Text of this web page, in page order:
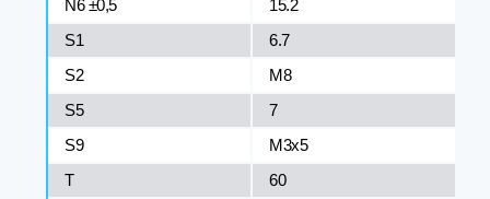
N6 ±0,5
15.2
S1
6.7
S2
M8
S5
7
S9
M3x5
T
60